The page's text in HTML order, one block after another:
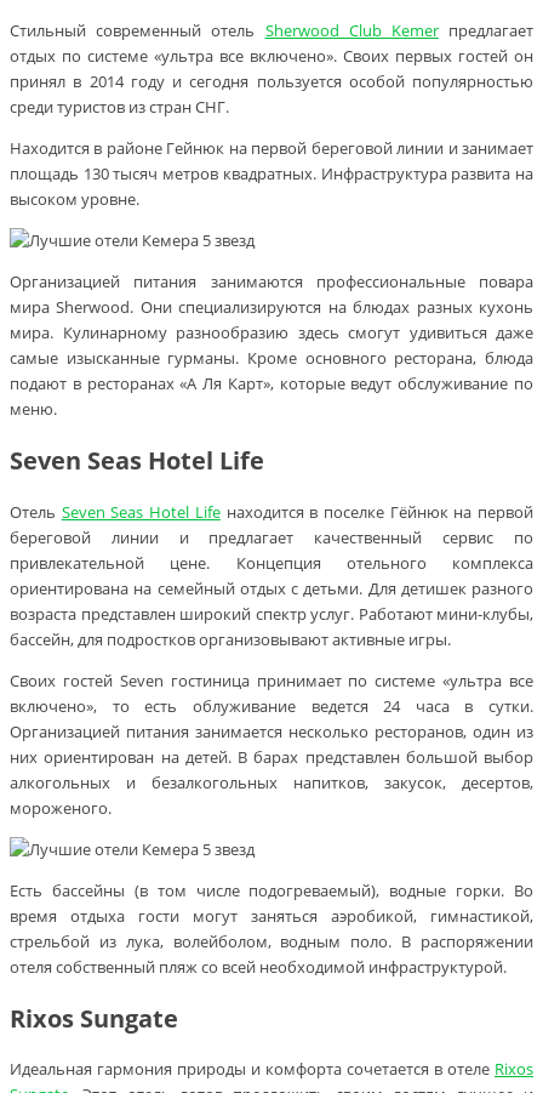
Стильный современный отель Sherwood Club Kemerпредлагает
отдых по системе «ультра все включено». Своих первых гостей он
принял в 2014 году и сегодня пользуется особой популярностью
среди туристов из стран СНГ.
Находится в районе Гейнюк на первой береговой линии и занимает
площадь 130 тысяч метров квадратных. Инфраструктура развита на
высоком уровне.
Организацией питания занимаются профессиональные повара
мира Sherwood. Они специализируются на блюдах разных кухонь
мира. Кулинарному разнообразию здесь смогут удивиться даже
самые изысканные гурманы. Кроме основного ресторана, блюда
подают в ресторанах «А Ля Карт», которые ведут обслуживание по
меню.
Seven Seas Hotel Life
Отель Seven Seas Hotel Lifeнаходится в поселке Гёйнюк на первой
береговой линии и предлагает качественный сервис по
привлекательной цене. Концепция отельного комплекса
ориентирована на семейный отдых с детьми. Для детишек разного
возраста представлен широкий спектр услуг. Работают мини-клубы,
бассейн, для подростков организовывают активные игры.
Своих гостей Seven гостиница принимает по системе «ультра все
включено», то есть облуживание ведется 24 часа в сутки.
Организацией питания занимается несколько ресторанов, один из
них ориентирован на детей. В барах представлен большой выбор
алкогольных и безалкогольных напитков, закусок, десертов,
мороженого.
Есть бассейны (в том числе подогреваемый), водные горки. Во
время отдыха гости могут заняться аэробикой, гимнастикой,
стрельбой из лука, волейболом, водным поло. В распоряжении
отеля собственный пляж со всей необходимой инфраструктурой.
Rixos Sungate
Идеальная гармония природы и комфорта сочетается в отеле Rixos